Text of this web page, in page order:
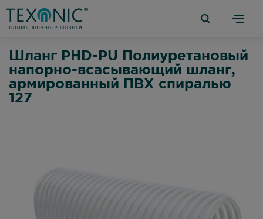
Шланг PHD-PU Полиуретановый
напорно-всасывающий шланг,
армированный ПВХ спиралью
127